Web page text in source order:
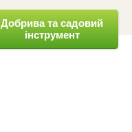
Добрива та садовий
інструмент